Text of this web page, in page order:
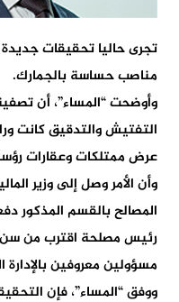
تجرى حاليا تحقيقات جديدة
مناصب حساسة بالجمارك.
وأوضحت “المساء”، أن
التفتيش والتدقيق كانت
عرض ممتلكات وعقارات
وأن الأمر وصل إلى وزير
المصالح بالقسم المذكور
رئيس مصلحة اقترب من سن
مسؤولين معروفين بالإدارة
ووفق “المساء”، فإن